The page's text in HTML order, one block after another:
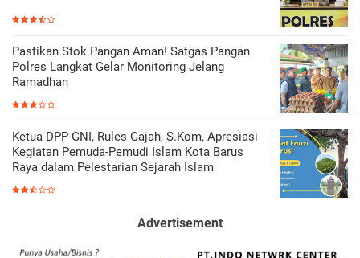
Pastikan Stok Pangan Aman! Satgas Pangan
Polres Langkat Gelar Monitoring Jelang
Ramadhan
Ketua DPP GNI, Rules Gajah, S.Kom, Apresiasi
Kegiatan Pemuda-Pemudi Islam Kota Barus
Raya dalam Pelestarian Sejarah Islam
Advertisement